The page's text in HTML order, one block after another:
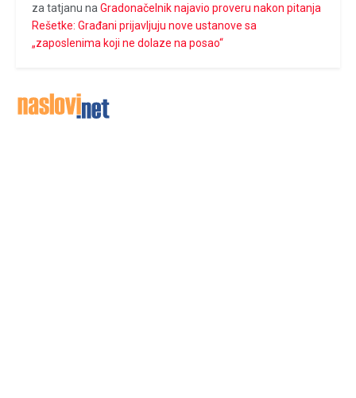
za tatjanu na Gradonačelnik najavio proveru nakon pitanja
Rešetke: Građani prijavljuju nove ustanove sa
„zaposlenima koji ne dolaze na posao“